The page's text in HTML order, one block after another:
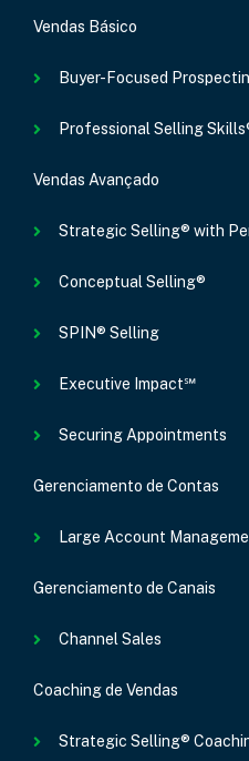
Vendas Básico
Buyer-Focused
Professional Selling
Vendas Avançado
Strategic Selling® with
Conceptual Selling®
SPIN® Selling
Executive Impact℠
Securing Appointments
Gerenciamento de Contas
Large Account
Gerenciamento de Canais
Channel Sales
Coaching de Vendas
Strategic Selling®